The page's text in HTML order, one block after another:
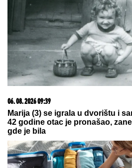
NOVAK
DA KUPI
Crne Gore
našem teniseru,
na letovanju